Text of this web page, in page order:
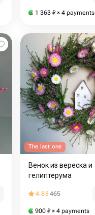
1 363 ₽ × 4 payments
The last one
Венок из вереска и
гелиптерума
4.88465
900 ₽ × 4 payments